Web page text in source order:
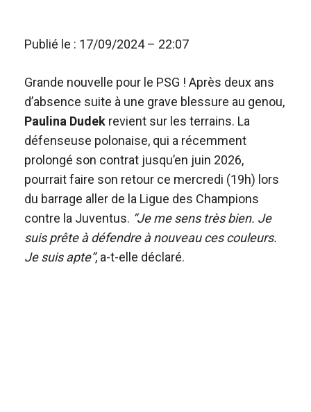
Publié le : 17/09/2024 – 22:07
Grande nouvelle pour le PSG ! Après deux ans
d’absence suite à une grave blessure au genou,
Paulina Dudek revient sur les terrains. La
défenseuse polonaise, qui a récemment
prolongé son contrat jusqu’en juin 2026,
pourrait faire son retour ce mercredi (19h) lors
du barrage aller de la Ligue des Champions
contre la Juventus. “Je me sens très bien. Je
suis prête à défendre à nouveau ces couleurs.
Je suis apte”, a-t-elle déclaré.